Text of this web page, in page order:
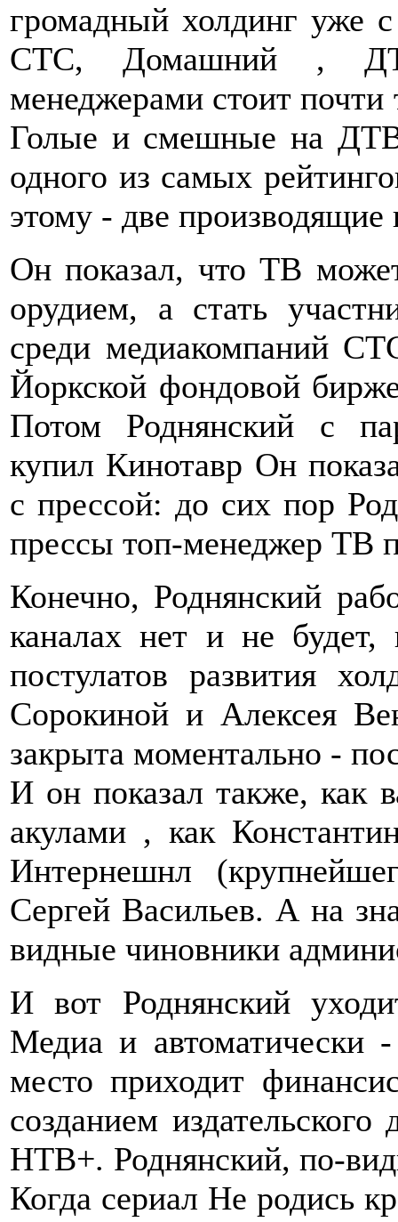
громадный холдинг уже
СТС, Домашний ,
менеджерами стоит
Голые и смешные на ДТВ
одного из самых
этому - две
Он показал, что ТВ
орудием, а стать
среди медиакомпаний
Йоркской фондовой
Потом Роднянский с
купил Кинотавр Он
с прессой: до сих пор
прессы топ-менеджер ТВ
Конечно, Роднянский
каналах нет и не
постулатов развития
Сорокиной и Алексея
закрыта моментально -
И он показал также, как
акулами , как
Интернешнл
Сергей Васильев. А на
видные чиновники
И вот Роднянский
Медиа и
место приходит
созданием
НТВ+. Роднянский, по-
Когда сериал Не родись